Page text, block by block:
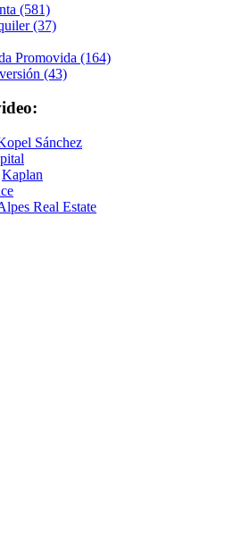
(581)
(37)
Promovida (164)
(43)
Sánchez
Kaplan
Real Estate